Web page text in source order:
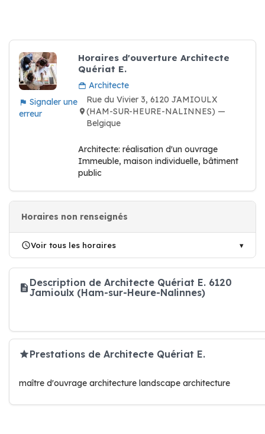
Signaler une
erreur
Horaires d'ouverture Architecte
Quériat E.
Architecte
Rue du Vivier 3, 6120 JAMIOULX
(HAM-SUR-HEURE-NALINNES) —
Belgique
Architecte: réalisation d'un ouvrage
Immeuble, maison individuelle, bâtiment
public
Horaires non renseignés
Voir tous les horaires
Description de Architecte Quériat E. 6120
Jamioulx (Ham-sur-Heure-Nalinnes)
Prestations de Architecte Quériat E.
maître d'ouvrage architecture landscape architecture